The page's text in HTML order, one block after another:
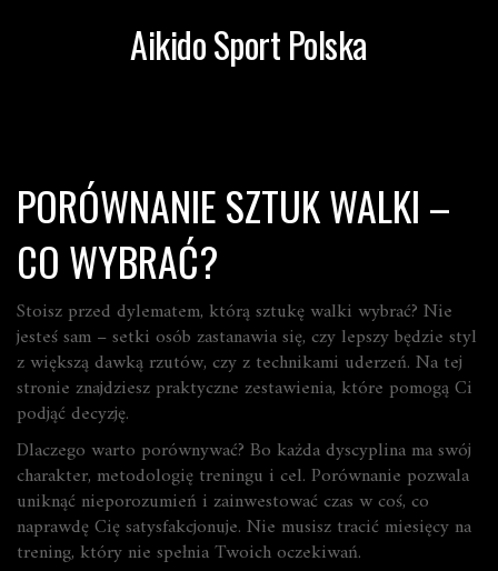
Aikido Sport Polska
PORÓWNANIE SZTUK WALKI –
CO WYBRAĆ?
Stoisz przed dylematem, którą sztukę walki wybrać? Nie
jesteś sam – setki osób zastanawia się, czy lepszy będzie styl
z większą dawką rzutów, czy z technikami uderzeń. Na tej
stronie znajdziesz praktyczne zestawienia, które pomogą Ci
podjąć decyzję.
Dlaczego warto porównywać? Bo każda dyscyplina ma swój
charakter, metodologię treningu i cel. Porównanie pozwala
uniknąć nieporozumień i zainwestować czas w coś, co
naprawdę Cię satysfakcjonuje. Nie musisz tracić miesięcy na
trening, który nie spełnia Twoich oczekiwań.